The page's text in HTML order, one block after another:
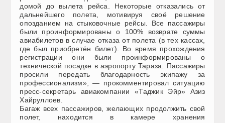
домой до вылета рейса. Некоторые отказались от
дальнейшего полета, мотивируя своё решение
опозданием на стыковочные рейсы. Все пассажиры
были проинформированы о 100% возврате суммы
авиабилетов в случае отказа от полета (в тех кассах,
где был приобретён билет). Во время прохождения
регистрации они были проинформированы о
технической посадке в аэропорту Тараза. Пассажиры
просили передать благодарность экипажу за
профессионализм», — прокомментировал ситуацию
пресс-секретарь авиакомпании «Таджик Эйр» Азиз
Хайруллоев.
Багаж всех пассажиров, желающих продолжить свой
полет, находится в камере хранения